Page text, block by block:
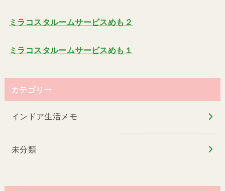
ミラコスタルームサービスめも２
ミラコスタルームサービスめも１
カテゴリー
インドア生活メモ
未分類